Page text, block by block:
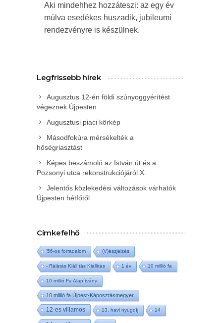
Aki mindehhez hozzáteszi: az egy év
múlva esedékes huszadik, jubileumi
rendezvényre is készülnek.
Legfrissebb hírek
Augusztus 12-én földi szúnyoggyérítést
végeznek Újpesten
Augusztusi piaci körkép
Másodfokúra mérsékelték a
hőségriasztást
Képes beszámoló az István út és a
Pozsonyi utca rekonstrukciójáról X.
Jelentős közlekedési változások várhatók
Újpesten hétfőtől
Címkefelhő
'56-os forradalom (V)észjelzés
- Rálátás Kiállítás Kiállítás 1 év 10 millió fa
10 millió Fa Alapítvány
10 millió fa Újpest-Káposztásmegyer
12-es villamos 13. havi nyugdíj 14